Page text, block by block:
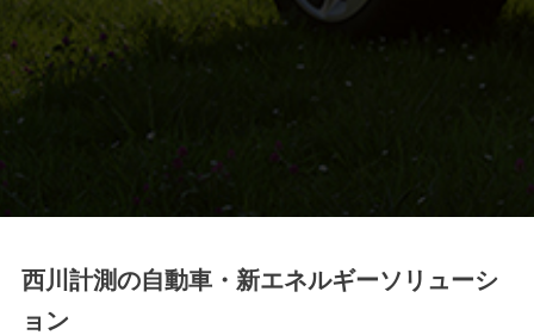
西川計測の自動車・新エネルギーソリューシ
ョン